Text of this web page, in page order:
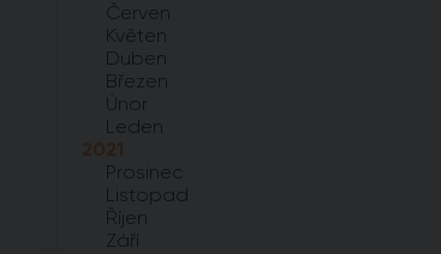
Červen
Květen
Duben
Březen
Únor
Leden
2021
Prosinec
Listopad
Říjen
Září